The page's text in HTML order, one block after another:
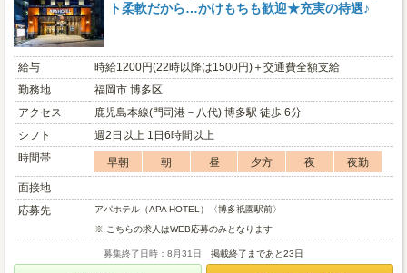
ト柔軟だから…かけもちも歓迎★充実の待遇♪
給与
時給1200円(22時以降は1500円)＋交通費全額支給
勤務地
福岡市 博多区
アクセス
鹿児島本線(門司港－八代) 博多駅 徒歩 6分
シフト
週2日以上 1日6時間以上
時間帯
早朝 朝 昼 夕方 夜
夜勤
面接地
応募先
アパホテル（APA HOTEL）〈博多祇園駅前〉
※ こちらの求人はWEB応募のみとなります
募集終了日時：8月31日 掲載終了まであと23日